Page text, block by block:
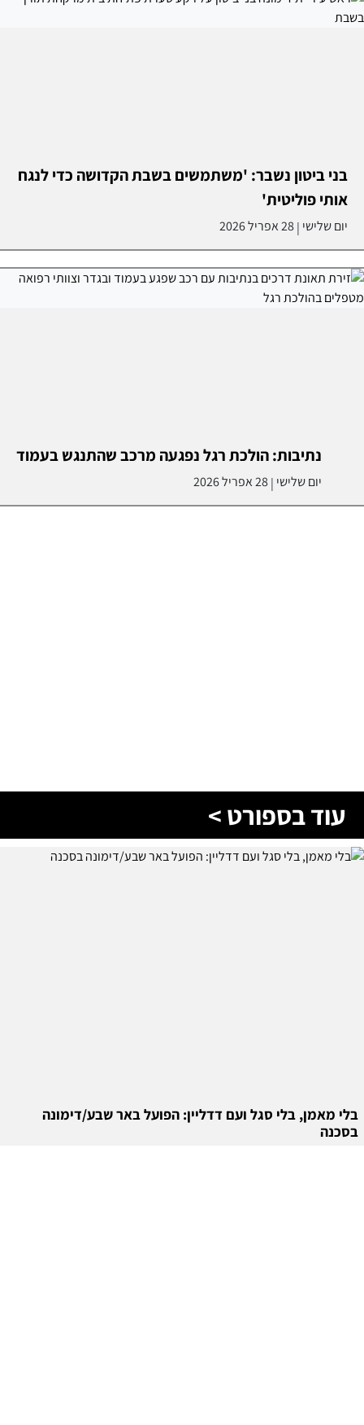
בני ביטון נשבר: 'משתמשים בשבת הקדושה כדי לנגח
אותי פוליטית'
יום שלישי |28 אפריל 2026
נתיבות: הולכת רגל נפגעה מרכב שהתנגש בעמוד
יום שלישי |28 אפריל 2026
עוד בספורט >
בלי מאמן, בלי סגל ועם דדליין: הפועל באר שבע/דימונה
בסכנה